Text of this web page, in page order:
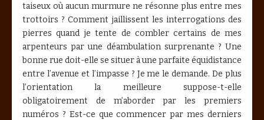
taiseux où aucun murmure ne résonne plus entre mes
trottoirs ? Comment jaillissent les interrogations des
pierres quand je tente de combler certains de mes
arpenteurs par une déambulation surprenante ? Une
bonne rue doit-elle se situer à une parfaite équidistance
entre l’avenue et l’impasse ? Je me le demande. De plus
l’orientation la meilleure suppose-t-elle
obligatoirement de m’aborder par les premiers
numéros ? Est-ce que commencer par mes derniers